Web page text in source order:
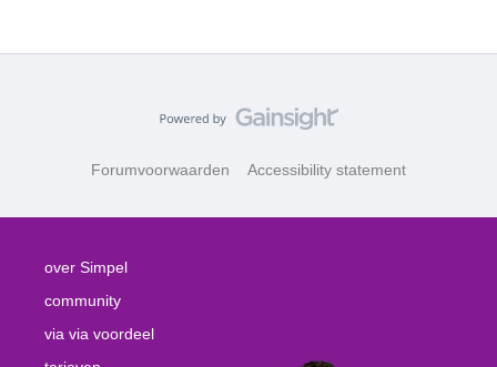
Forumvoorwaarden Accessibility statement
over Simpel
community
via via voordeel